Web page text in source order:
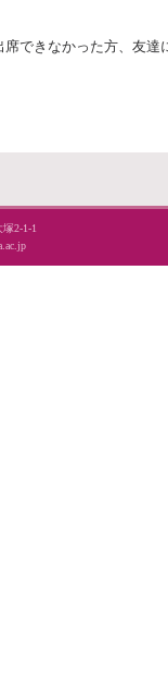
席できなかった方、友
2-1-1